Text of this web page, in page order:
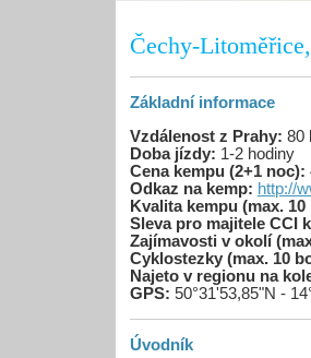
Čechy-
Základní informace
Vzdálenost z Prahy: 80
Doba jízdy: 1-2 hodiny
Cena kempu (2+1 noc):
Odkaz na kemp: http://
Kvalita kempu (max. 10
Sleva pro majitele CCI
Zajímavosti v okolí
Cyklostezky (max. 10
Najeto v regionu na
GPS: 50°31'53,85"N -
Úvodník